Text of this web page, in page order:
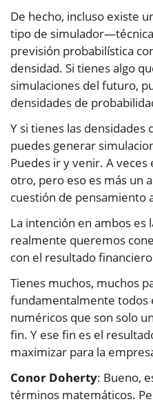
De hecho, incluso existe
tipo de
previsión probabilística
densidad. Si tienes algo
simulaciones del futuro,
densidades de
Y si tienes las
puedes generar
Puedes ir y venir. A
otro, pero eso es más un
cuestión de pensamiento
La intención en ambos es
realmente queremos
con el resultado
Tienes muchos, muchos
fundamentalmente todos
numéricos que son solo
fin. Y ese fin es el
maximizar para la
Conor Doherty: Bueno,
términos matemáticos.